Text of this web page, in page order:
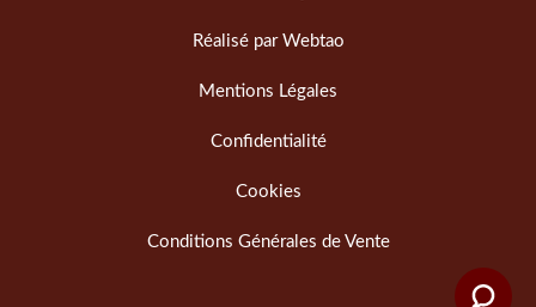
Réalisé par Webtao
Mentions Légales
Confidentialité
Cookies
Conditions Générales de Vente